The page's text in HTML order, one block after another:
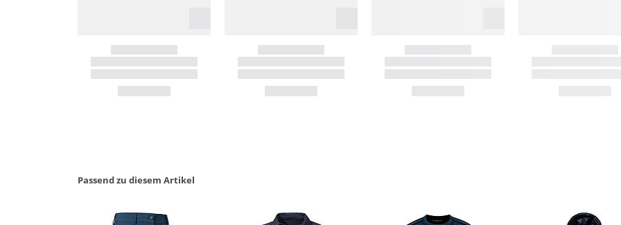
Passend zu diesem Artikel